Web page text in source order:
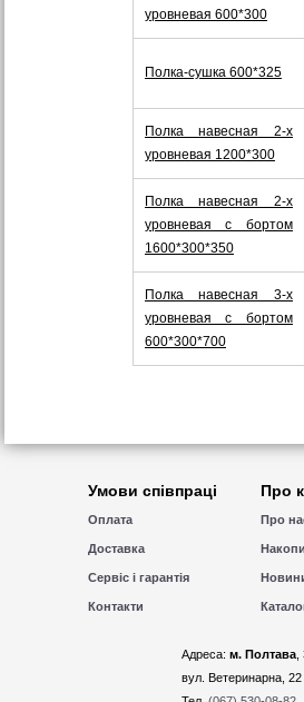
уровневая 600*300
Полка-сушка 600*325
Полка навесная 2-х
уровневая 1200*300
Полка навесная 2-х
уровневая с бортом
1600*300*350
Полка навесная 3-х
уровневая с бортом
600*300*700
Умови співпраці
Оплата
Доставка
Сервіс і гарантія
Контакти
Про
Про
Адреса:м. Полтава
вул. Ветеринарна, 22